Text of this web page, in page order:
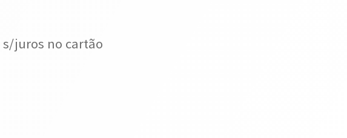
s/juros no cartão